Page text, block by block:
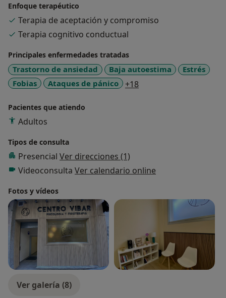
el comportamiento del consultante, teniendo en
cuenta su contexto y sus antecedentes. Recoge los
pensamientos, emociones, conductas, etc., con el
individualizada del problema.
Esto permite tener un plan terapéutico claro,
facilitando el abordaje de la situación, evitando que la
Actualmente trabajo como psicóloga general sanitaria,
-Evaluación y realización de Análisis Funcional
-Psicoeducación
-Terapia presencial y online
-Entrenamiento en habilidades de gestión emocional y
de solución de problemas
-Entrenamiento en mindfulness y autocompasión
-Intervención y planificación de sesiones en problemas
de salud psicológica (ansiedad, TCA, fobias,
depresión,estrés, ataques de pánico, ansiedad por la
problemas sexuales, ansiedad social, duelo, rupturas
Enfoque terapéutico
Terapia de aceptación y compromiso
Terapia cognitivo conductual
Principales enfermedades tratadas
Trastorno de ansiedad Baja autoestima
Estrés
Fobias
Ataques de pánico +18
Pacientes que atiendo
Adultos
Tipos de consulta
Presencial Ver direcciones (1)
Videoconsulta Ver calendario online
Fotos y vídeos
Ver galería (8)